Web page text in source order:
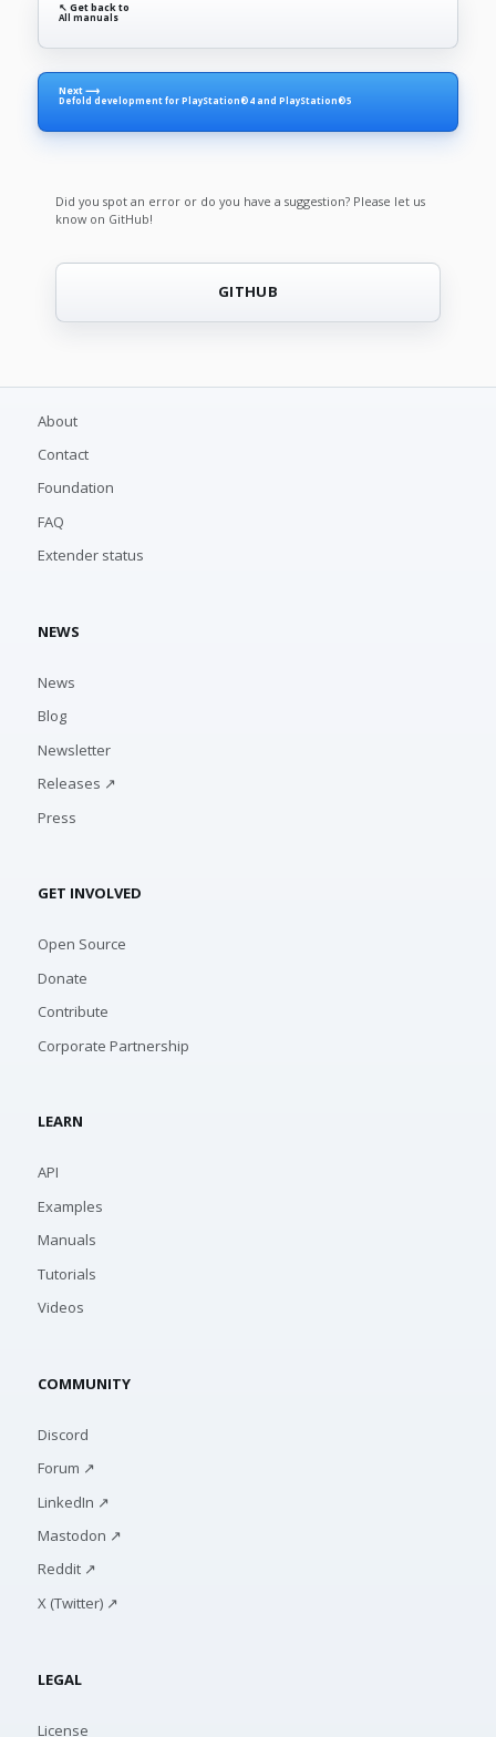
↖ Get back to
All manuals
Next ⟶
Defold development for PlayStation®4 and PlayStation®5
Did you spot an error or do you have a suggestion? Please let us
know on GitHub!
GITHUB
About
Contact
Foundation
FAQ
Extender status
NEWS
News
Blog
Newsletter
Releases ↗
Press
GET INVOLVED
Open Source
Donate
Contribute
Corporate Partnership
LEARN
API
Examples
Manuals
Tutorials
Videos
COMMUNITY
Discord
Forum ↗
LinkedIn ↗
Mastodon ↗
Reddit ↗
X (Twitter) ↗
LEGAL
License